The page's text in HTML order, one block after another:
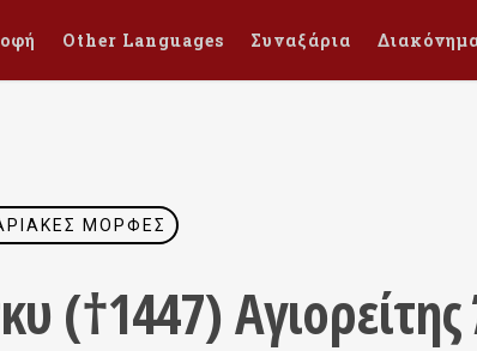
Other Languages Συναξάρια
ΜΟΡΦΈΣ
(†1447) Αγιορείτης